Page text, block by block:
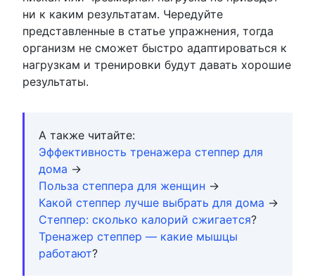
ни к каким результатам. Чередуйте
представленные в статье упражнения, тогда
организм не сможет быстро адаптироваться к
нагрузкам и тренировки будут давать хорошие
результаты.
А также читайте:
Эффективность тренажера степпер для
дома →
Польза степпера для женщин →
Какой степпер лучше выбрать для дома →
Степпер: сколько калорий сжигается?
Тренажер степпер — какие мышцы
работают?